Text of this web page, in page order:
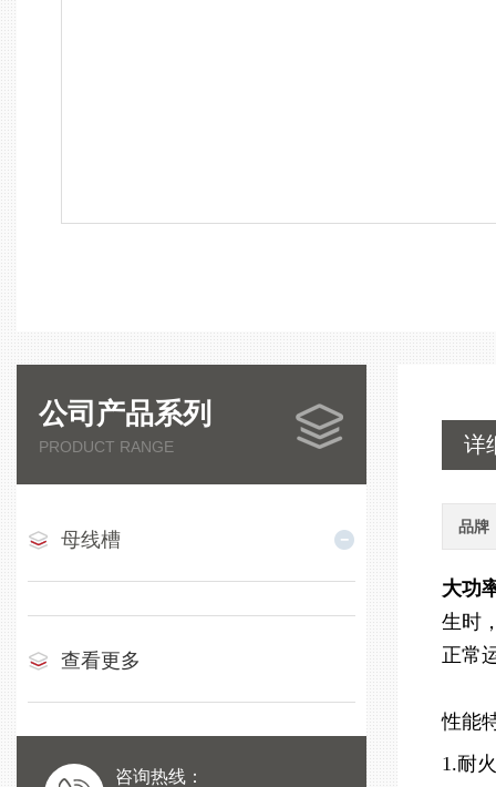
公司产品系列
PRODUCT RANGE
母线槽
查看更多
咨询热线：
详
品牌
大功
生时
正常
性能
1.耐